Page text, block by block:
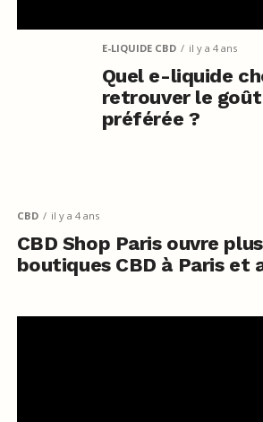
E-LIQUIDE CBD il y a 4 ans
Quel e-liquide
retrouver le
préférée ?
CBD il y a 4 ans
CBD Shop Paris ouvre
boutiques CBD à Paris et